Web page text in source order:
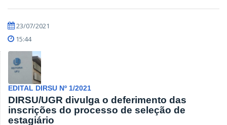
23/07/2021
15:44
EDITAL DIRSU Nº 1/2021
DIRSU/UGR divulga o deferimento das
inscrições do processo de seleção de
estagiário